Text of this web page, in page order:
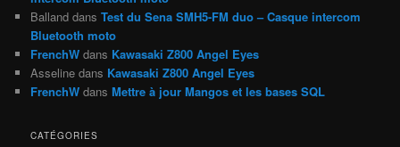
Balland dansTest du Sena SMH5-FM duo – Casque intercom
Bluetooth moto
FrenchW dans Kawasaki Z800 Angel Eyes
Asseline dans Kawasaki Z800 Angel Eyes
FrenchW dansMettre à jour Mangos et les bases SQL
CATÉGORIES